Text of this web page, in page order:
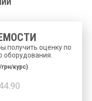
получить оценку по
оборудования.
курс)